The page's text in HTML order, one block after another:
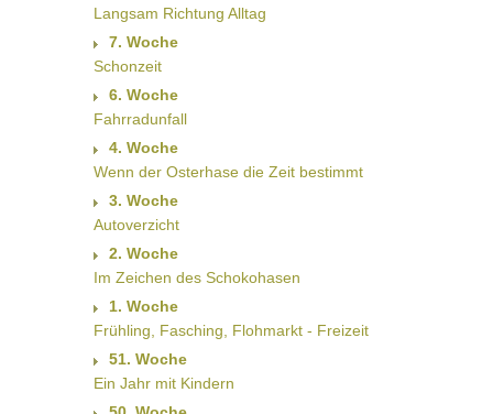
Langsam Richtung Alltag
7. Woche
Schonzeit
6. Woche
Fahrradunfall
4. Woche
Wenn der Osterhase die Zeit bestimmt
3. Woche
Autoverzicht
2. Woche
Im Zeichen des Schokohasen
1. Woche
Frühling, Fasching, Flohmarkt - Freizeit
51. Woche
Ein Jahr mit Kindern